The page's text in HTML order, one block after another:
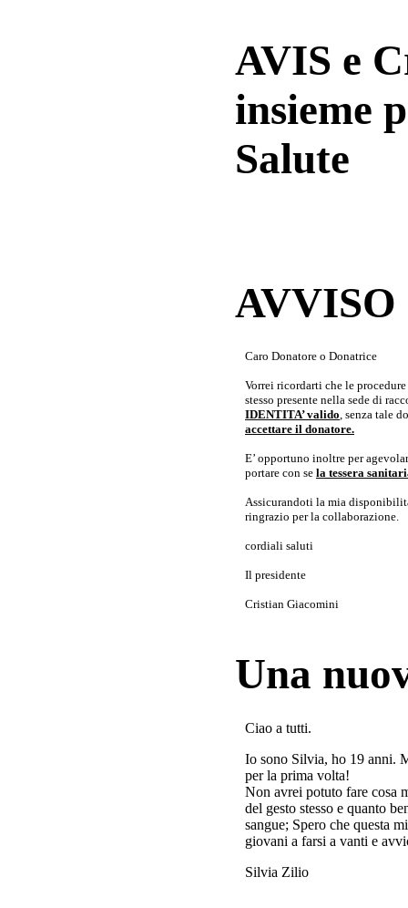
AVIS e
insieme
Salute
Caro Donatore o Donatrice
Vorrei ricordarti che le
stesso presente nella sede di
IDENTITA’ valido, senza tale
accettare il donatore.
E’ opportuno inoltre per
portare con se la tessera
Assicurandoti la mia
ringrazio per la collaborazione.
cordiali saluti
Il presidente
Cristian Giacomini
Una
Ciao a tutti.
Io sono Silvia, ho 19 anni.
per la prima volta!
Non avrei potuto fare cosa
del gesto stesso e quanto
sangue; Spero che questa
giovani a farsi a vanti e
Silvia Zilio